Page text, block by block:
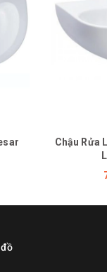
Chậu Rửa